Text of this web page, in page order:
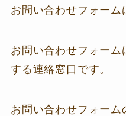
お問い合わせフォーム
お問い合わせフォー
する連絡窓口です。
お問い合わせフォーム